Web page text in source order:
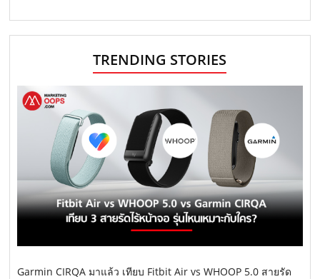
TRENDING STORIES
Garmin CIRQA มาแล้ว เทียบ Fitbit Air vs WHOOP 5.0 สายรัด